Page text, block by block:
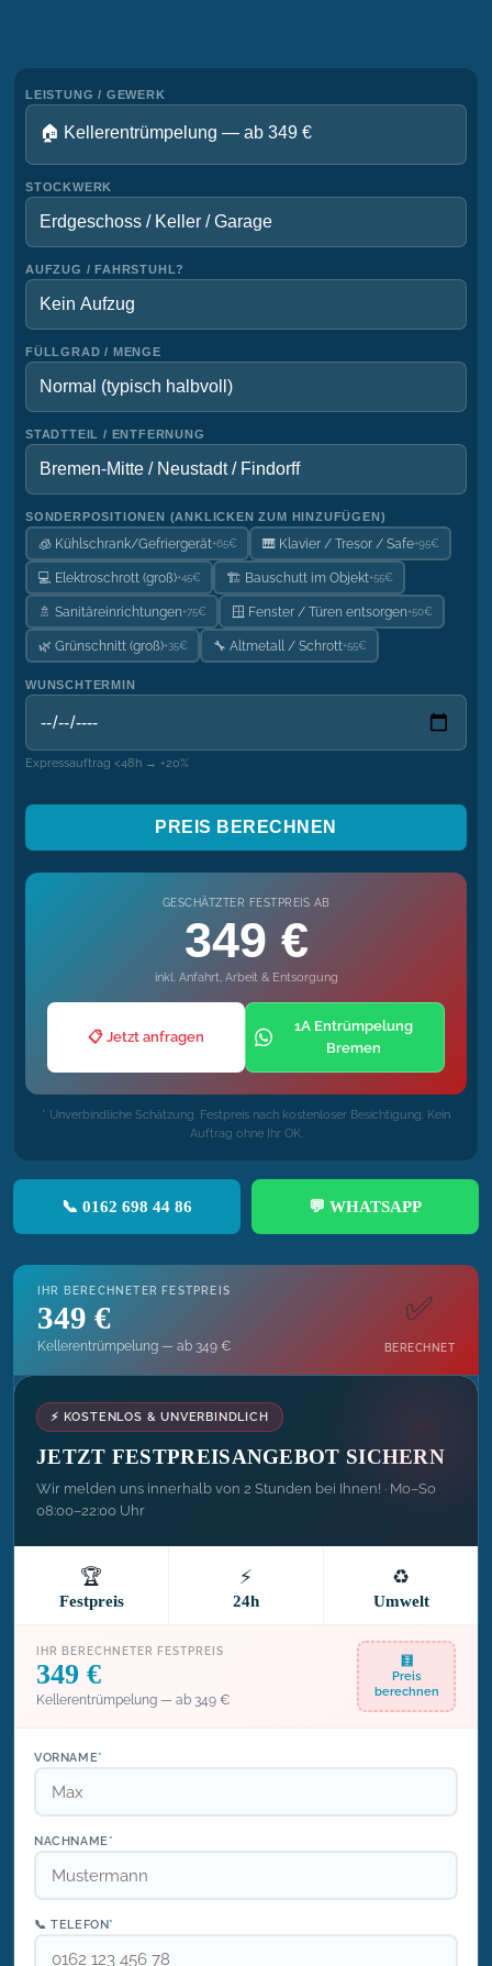
LEISTUNG / GEWERK
STOCKWERK
AUFZUG / FAHRSTUHL?
FÜLLGRAD / MENGE
STADTTEIL / ENTFERNUNG
SONDERPOSITIONEN (ANKLICKEN ZUM HINZUFÜGEN)
🧊 Kühlschrank/Gefriergerät+65€ 🎹 Klavier / Tresor / Safe+95€
💻 Elektroschrott (groß)+45€ 🏗️ Bauschutt im Objekt+55€
🚿 Sanitäreinrichtungen+75€ 🪟 Fenster / Türen entsorgen+50€
🌿 Grünschnitt (groß)+35€ 🔧 Altmetall / Schrott+55€
WUNSCHTERMIN
Expressauftrag <48h → +20%
PREIS BERECHNEN
GESCHÄTZTER FESTPREIS AB
349 €
inkl. Anfahrt, Arbeit & Entsorgung
📋 Jetzt anfragen
1A Entrümpelung
Bremen
* Unverbindliche Schätzung. Festpreis nach kostenloser Besichtigung. Kein
Auftrag ohne Ihr OK.
📞 0162 698 44 86 💬 WHATSAPP
IHR BERECHNETER FESTPREIS
349 €
Kellerentrümpelung — ab 349 €
✅
BERECHNET
⚡ KOSTENLOS & UNVERBINDLICH
JETZT FESTPREISANGEBOT SICHERN
Wir melden uns innerhalb von 2 Stunden bei Ihnen! · Mo–So
08:00–22:00 Uhr
🏆
Festpreis
⚡
24h
♻️
Umwelt
IHR BERECHNETER FESTPREIS
349 €
Kellerentrümpelung — ab 349 €
🧮
Preis
berechnen
VORNAME*
NACHNAME*
📞 TELEFON*